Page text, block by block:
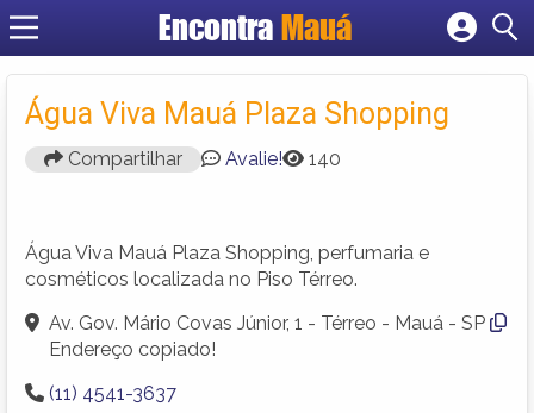
EncontraMauá
Criar conta
Água Viva Mauá Plaza Shopping
Compartilhar Avalie! 140
Água Viva Mauá Plaza Shopping, perfumaria e
cosméticos localizada no Piso Térreo.
Av. Gov. Mário Covas Júnior, 1 - Térreo - Mauá - SP
Endereço copiado!
(11) 4541-3637